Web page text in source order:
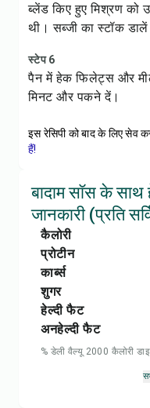
ब्लेंड किए हुए मिश्रण को
थी। सब्जी का स्टॉक
स्टेप 6
पैन में हेक फिलेट्स और
मिनट और पकने दें।
इस रेसिपी को बाद के लिए सेव
हैं!
बादाम सॉस के
जानकारी (प्रति
कैलोरी
प्रोटीन
कार्ब्स
शुगर
हेल्दी फैट
अनहेल्दी फैट
% डेली वैल्यू 2000 कैलोरी